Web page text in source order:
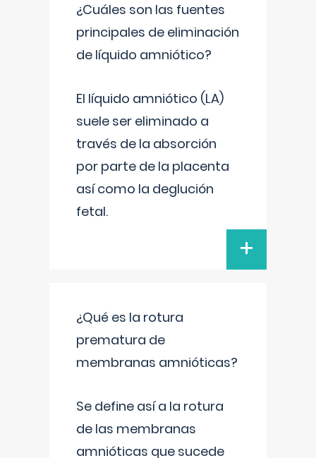
¿Cuáles son las fuentes
principales de eliminación
de líquido amniótico?
El líquido amniótico (LA)
suele ser eliminado a
través de la absorción
por parte de la placenta
así como la deglución
fetal.
+
¿Qué es la rotura
prematura de
membranas amnióticas?
Se define así a la rotura
de las membranas
amnióticas que sucede